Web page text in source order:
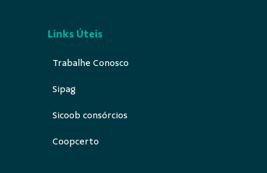
Links Úteis
Trabalhe Conosco
Sipag
Sicoob consórcios
Coopcerto